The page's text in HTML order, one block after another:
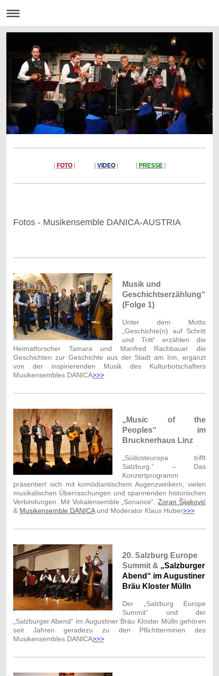
| FOTO| | VIDEO| | PRESSE|
Fotos - Musikensemble DANICA-AUSTRIA
Musik und
Geschichtserzählung“
(Folge 1)
Unter dem Motto
„Geschichte(n) auf Schritt
und Tritt“ erzählen die
Heimatforscher Tamara und Manfred Rachbauer die
Geschichten zur Geschichte aus der Stadt am Inn, ergänzt
von der inspirierenden Musik des Kulturbotschafters
Musikensembles DANICA>>>
„Music of the
Peoples“ im
Brucknerhaus Linz
„Südosteuropa trifft
Salzburg.“ – Das
Konzertprogramm
präsentiert sich mit komödiantischem Augenzwinkern, vielen
musikalischen Überraschungen und spannenden historischen
Verbindungen. Mit Vokalensemble „Sonance“,Zoran Šijaković
& Musikensemble DANICAund Moderator Klaus Huber>>>
20. Salzburg Europe
Summit & „Salzburger
Abend“ im Augustiner
Bräu Kloster Mülln
Der „Salzburg Europe
Summit“ und der
„Salzburger Abend“ im Augustiner Bräu Kloster Mülln gehören
seit Jahren geradezu zu den Pflichtterminen des
Musikensembles DANICA>>>